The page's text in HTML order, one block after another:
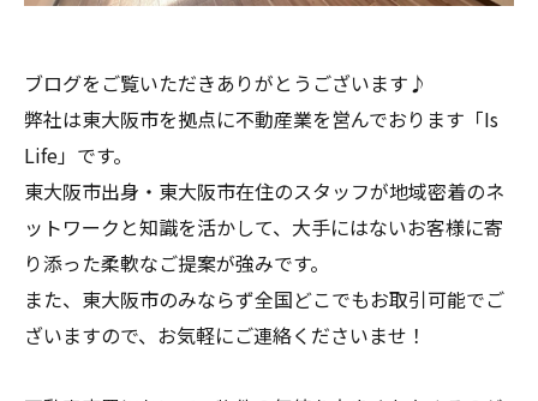
ブログをご覧いただきありがとうございます♪
弊社は東大阪市を拠点に不動産業を営んでおります「Is
Life」です。
東大阪市出身・東大阪市在住のスタッフが地域密着のネ
ットワークと知識を活かして、大手にはないお客様に寄
り添った柔軟なご提案が強みです。
また、東大阪市のみならず全国どこでもお取引可能でご
ざいますので、お気軽にご連絡くださいませ！